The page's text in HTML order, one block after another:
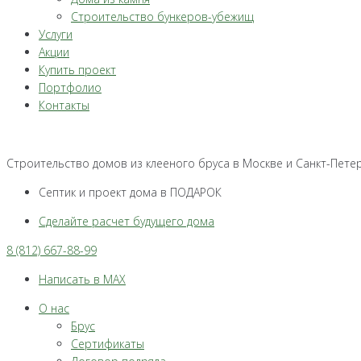
Строительство бункеров-убежищ
Услуги
Акции
Купить проект
Портфолио
Контакты
Строительство домов из клееного бруса в Москве и Санкт-
Септик и проект дома в ПОДАРОК
Сделайте расчет будущего дома
8 (812) 667-88-99
Написать в MAX
О нас
Брус
Сертификаты